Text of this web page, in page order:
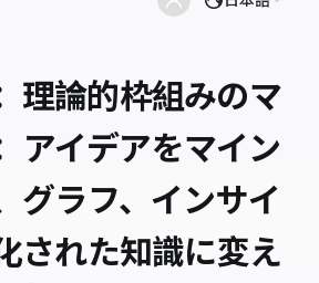
理論的枠組みのマ
アイデアをマイン
グラフ、インサイ
された知識に変え